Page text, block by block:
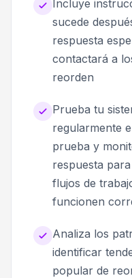
Incluye
sucede
respuesta
contactará a
reorden
Prueba tu
regularmente
prueba y
respuesta
flujos de
funcionen
Analiza los
identificar
popular de